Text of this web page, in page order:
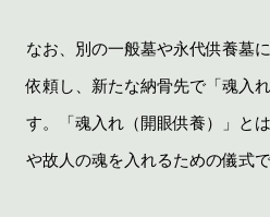
なお、別の一般墓や永代供養墓
依頼し、新たな納骨先で「魂入
す。「魂入れ（開眼供養）」と
や故人の魂を入れるための儀式で